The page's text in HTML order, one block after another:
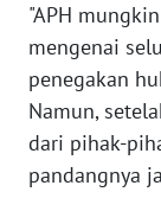
"APH
mengenai
penegakan
Namun,
dari pihak-
pandangnya
WN
JABAR
WN
BANTEN